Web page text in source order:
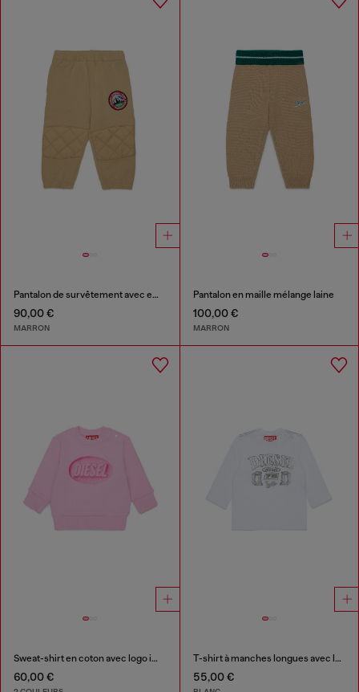
Pantalon de survêtement avec empiècements matelassés aux genoux
90,00 €
MARRON
Pantalon en maille mélange laine
100,00 €
MARRON
Sweat-shirt en coton avec logo imprimé
60,00 €
T-shirt à manches longues avec logo imprimé
55,00 €